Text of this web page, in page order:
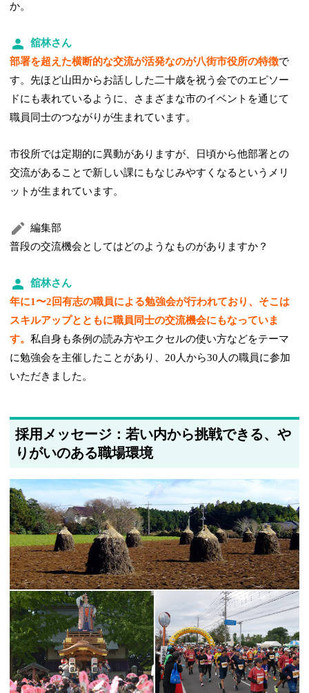
か。
舘林さん
部署を超えた横断的な交流が活発なのが八街市役所の特徴で
す。先ほど山田からお話しした二十歳を祝う会でのエピソー
ドにも表れているように、さまざまな市のイベントを通じて
職員同士のつながりが生まれています。
市役所では定期的に異動がありますが、日頃から他部署との
交流があることで新しい課にもなじみやすくなるというメリ
ットが生まれています。
編集部
普段の交流機会としてはどのようなものがありますか？
舘林さん
年に1〜2回有志の職員による勉強会が行われており、そこは
スキルアップとともに職員同士の交流機会にもなっていま
す。私自身も条例の読み方やエクセルの使い方などをテーマ
に勉強会を主催したことがあり、20人から30人の職員に参加
いただきました。
採用メッセージ：若い内から挑戦できる、や
りがいのある職場環境